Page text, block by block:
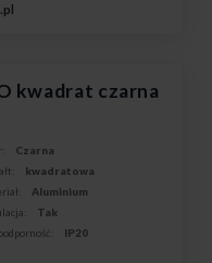
kwadrat czarna
Czarna
kwadratowa
Aluminium
Tak
IP20